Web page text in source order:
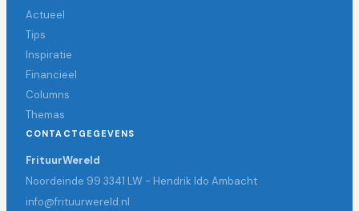
Actueel
Tips
Inspiratie
Financieel
Columns
Themas
CONTACTGEGEVENS
FrituurWereld
Noordeinde 99 3341 LW - Hendrik Ido Ambacht
info@frituurwereld.nl